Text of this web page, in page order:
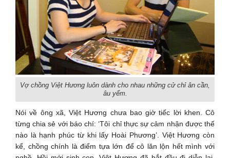
Vợ chồng Việt Hương luôn dành cho nhau những cử chỉ ân cần,
âu yếm.
Nói về ông xã, Việt Hương chưa bao giờ tiếc lời khen. Cô
từng chia sẻ với báo chí: ‘Tôi chỉ thực sự cảm nhận được thế
nào là hạnh phúc từ khi lấy Hoài Phương’. Việt Hương còn
kể, chồng chính là điểm tựa lớn để cô lăn lộn hết mình với